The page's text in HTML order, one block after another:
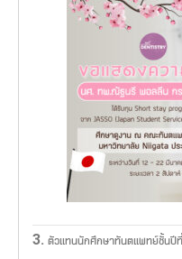
3. ตัวแทนนักศึกษาทันตแพทย์ชั้นปี